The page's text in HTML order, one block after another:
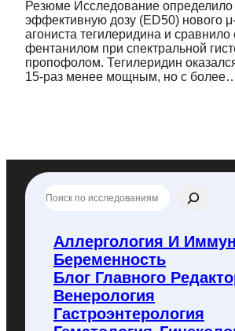
Резюме Исследование определило
эффективную дозу (ED50) нового
агонистa те­гилери­дина и сравнило
фентанилом при спектральной
пропофолом. Тегилеридин
15‑раз менее мощным, но с
о
Аллергология И
Беременность
Блог Главного
Венерология
Гастроэнтерология